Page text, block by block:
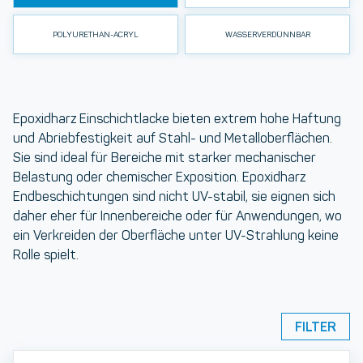
POLYURETHAN-ACRYL WASSERVERDÜNNBAR
Epoxidharz Einschichtlacke bieten extrem hohe Haftung
und Abriebfestigkeit auf Stahl- und Metalloberflächen.
Sie sind ideal für Bereiche mit starker mechanischer
Belastung oder chemischer Exposition. Epoxidharz
Endbeschichtungen sind nicht UV-stabil, sie eignen sich
daher eher für Innenbereiche oder für Anwendungen, wo
ein Verkreiden der Oberfläche unter UV-Strahlung keine
Rolle spielt.
FILTER